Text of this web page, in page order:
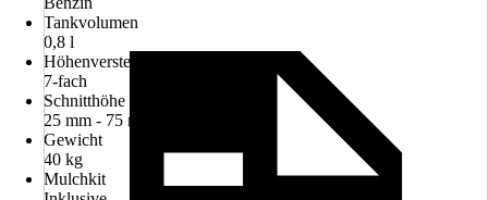
Tankvolumen
0,8 l
Höhenverstellung
7-fach
Schnitthöhe min - max
25 mm - 75 mm
Gewicht
40 kg
Mulchkit